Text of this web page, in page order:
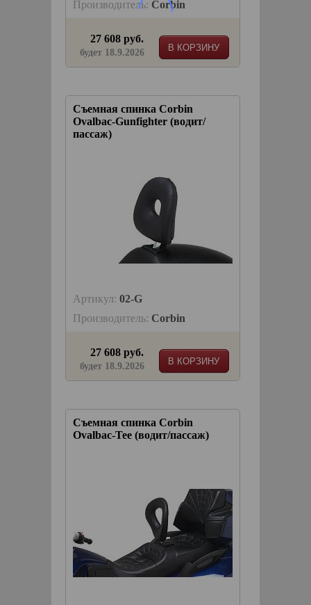
Производитель: Corbin
В КОРЗИНУ
27 608 руб.
будет 18.9.2026
Съемная спинка Corbin
Ovalbac-Gunfighter (водит/
пассаж)
Артикул: 02-G
Производитель: Corbin
В КОРЗИНУ
27 608 руб.
будет 18.9.2026
Съемная спинка Corbin
Ovalbac-Tee (водит/пассаж)